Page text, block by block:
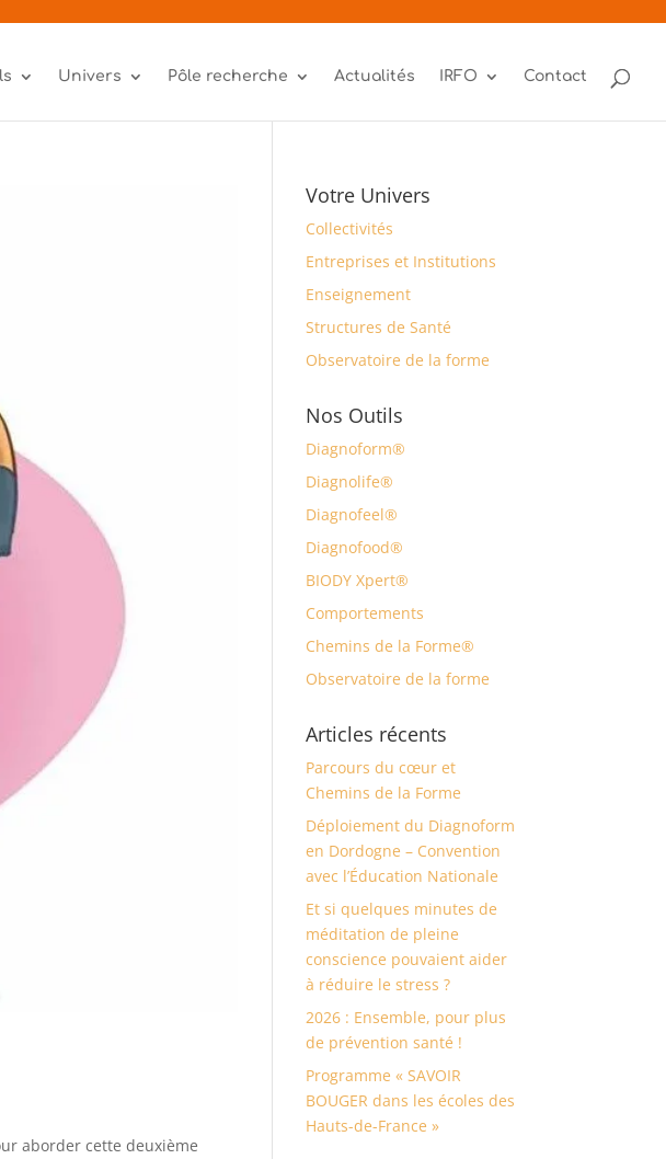
Univers Pôle recherche Actualités IRFO Contact
aborder cette deuxième
Votre Univers
Collectivités
Entreprises et Institutions
Enseignement
Structures de Santé
Observatoire de la forme
Nos Outils
Diagnoform®
Diagnolife®
Diagnofeel®
Diagnofood®
BIODY Xpert®
Comportements
Chemins de la Forme®
Observatoire de la forme
Articles récents
Parcours du cœur et
Chemins de la Forme
Déploiement du Diagnoform
en Dordogne – Convention
avec l’Éducation Nationale
Et si quelques minutes de
méditation de pleine
conscience pouvaient aider
à réduire le stress ?
2026 : Ensemble, pour plus
de prévention santé !
Programme « SAVOIR
BOUGER dans les écoles des
Hauts-de-France »